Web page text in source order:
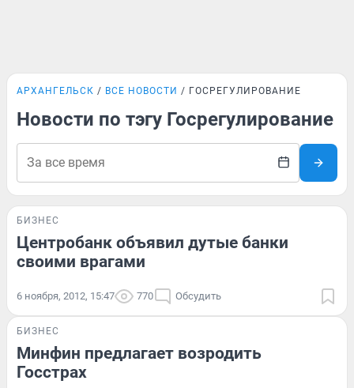
АРХАНГЕЛЬСК ВСЕ НОВОСТИ ГОСРЕГУЛИРОВАНИЕ
Новости по тэгу Госрегулирование
БИЗНЕС
Центробанк объявил дутые банки
своими врагами
6 ноября, 2012, 15:47 770 Обсудить
БИЗНЕС
Минфин предлагает возродить
Госстрах